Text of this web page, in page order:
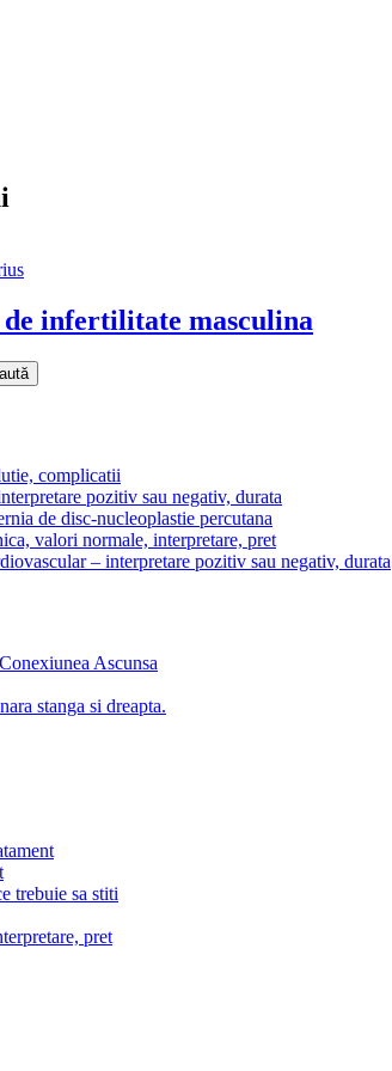
infertilitate masculina
complicatii
pozitiv sau negativ, durata
de disc-nucleoplastie percutana
valori normale, interpretare, pret
– interpretare pozitiv sau negativ, durata
Ascunsa
stanga si dreapta.
trebuie sa stiti
pret